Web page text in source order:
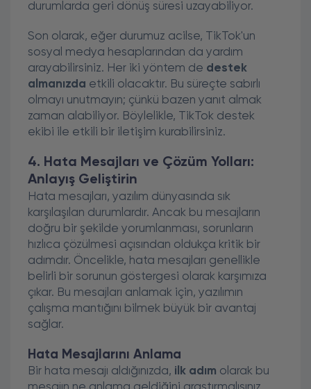
durumlarda geri dönüş süresi uzayabiliyor.
Son olarak, eğer durumuz acilse, TikTok'un
sosyal medya hesaplarından da yardım
arayabilirsiniz. Her iki yöntem de destek
almanızda etkili olacaktır. Bu süreçte sabırlı
olmayı unutmayın; çünkü bazen yanıt almak
zaman alabiliyor. Böylelikle, TikTok destek
ekibi ile etkili bir iletişim kurabilirsiniz.
4. Hata Mesajları ve Çözüm Yolları:
Anlayış Geliştirin
Hata mesajları, yazılım dünyasında sık
karşılaşılan durumlardır. Ancak bu mesajların
doğru bir şekilde yorumlanması, sorunların
hızlıca çözülmesi açısından oldukça kritik bir
adımdır. Öncelikle, hata mesajları genellikle
belirli bir sorunun göstergesi olarak karşımıza
çıkar. Bu mesajları anlamak için, yazılımın
çalışma mantığını bilmek büyük bir avantaj
sağlar.
Hata Mesajlarını Anlama
Bir hata mesajı aldığınızda, ilk adım olarak bu